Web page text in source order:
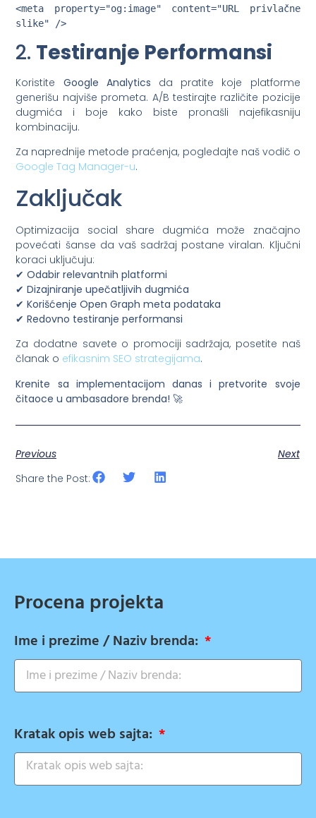
<meta property="og:image" content="URL privlačne
2. Testiranje Performansi
Koristite Google Analytics da pratite koje platforme
generišu najviše prometa. A/B testirajte različite pozicije
dugmića i boje kako biste pronašli najefikasniju
kombinaciju.
Za naprednije metode praćenja, pogledajte naš vodič o
Google Tag Manager-u.
Zaključak
Optimizacija social share dugmića može značajno
povećati šanse da vaš sadržaj postane viralan. Ključni
koraci uključuju:
✔Odabir relevantnih platformi
✔Dizajniranje upečatljivih dugmića
✔Korišćenje Open Graph meta podataka
✔Redovno testiranje performansi
Za dodatne savete o promociji sadržaja, posetite naš
članak o efikasnim SEO strategijama.
Krenite sa implementacijom danas i pretvorite svoje
čitaoce u ambasadore brenda! 🚀
Previous
Next
Share the Post:
Procena projekta
Ime i prezime / Naziv brenda:
Kratak opis web sajta: